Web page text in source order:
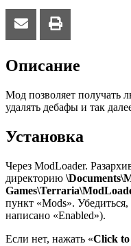
Описание
Мод позволяет получать
удалять дебафы и так
Установка
Через ModLoader.
директорию
пункт «Mods».
написано «Enabled»).
Если нет, нажать «Click to